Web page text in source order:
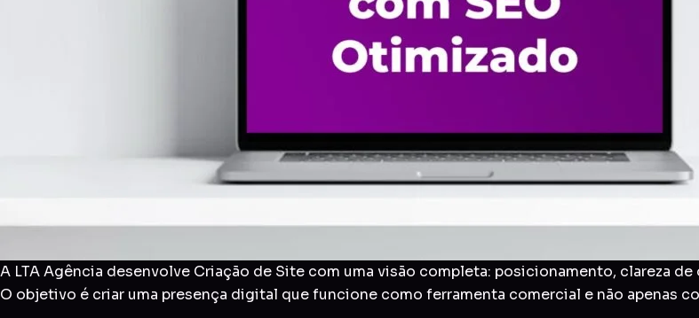
A LTA Agência desenvolve Criação de Site com uma visão completa: posicionamento, clareza
O objetivo é criar uma presença digital que funcione como ferramenta comercial e não apenas